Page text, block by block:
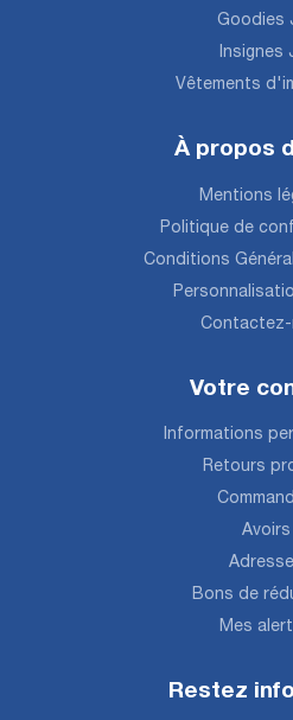
Goodies
Insignes
Vêtements
À propos
Mentions
Politique de
Conditions
Contactez-
Votre
Informations
Retours
Avoirs
Bons de
Mes
Restez